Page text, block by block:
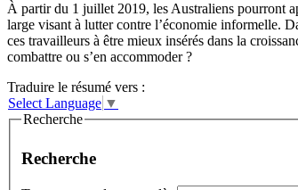
À partir du 1 juillet 2019, les Australiens pourront
large visant à lutter contre l’économie informelle.
ces travailleurs à être mieux insérés dans la
combattre ou s’en accommoder ?
Traduire le résumé vers :
Select Language ▼
Recherche
Recherche